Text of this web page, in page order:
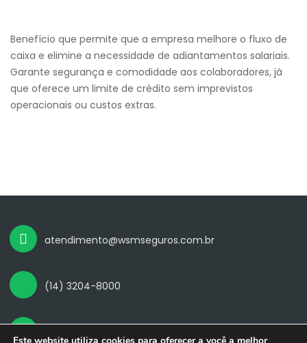
Benefício que permite que a empresa melhore o fluxo de
caixa e elimine a necessidade de adiantamentos salariais.
Garante segurança e comodidade aos colaboradores, já
que oferece um limite de crédito sem imprevistos
operacionais ou custos extras.
atendimento@wsmseguros.com.br
(14) 3204-8000